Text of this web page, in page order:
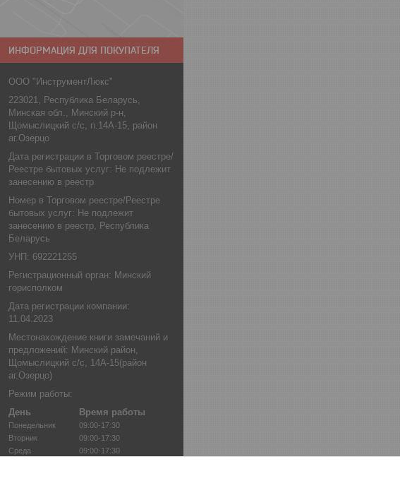
ИНФОРМАЦИЯ ДЛЯ ПОКУПАТЕЛЯ
ООО "ИнструментЛюкс"
223021, Республика Беларусь,
Минская обл., Минский р-н,
Щомыслицкий с/с, п.14А-15, район
аг.Озерцо
Дата регистрации в Торговом реестре/
Реестре бытовых услуг: Не подлежит
занесению в реестр
Номер в Торговом реестре/Реестре
бытовых услуг: Не подлежит
занесению в реестр, Республика
Беларусь
УНП: 692221255
Регистрационный орган: Минский
горисполком
Дата регистрации компании:
11.04.2023
Местонахождение книги замечаний и
предложений: Минский район,
Щомыслицкий с/с, 14А-15(район
аг.Озерцо)
Режим работы:
День
Время работы
Понедельник
09:00-17:30
Вторник
09:00-17:30
Среда
09:00-17:30